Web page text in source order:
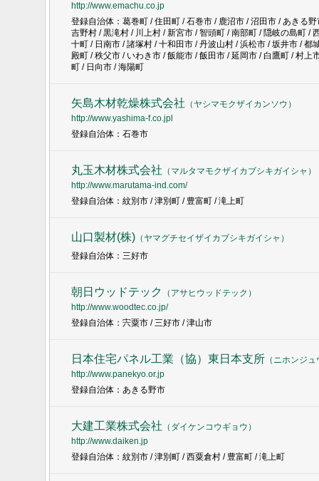
http://www.emachu.co.jp
登録自治体：葛巻町 / 住田町 / 石巻市 / 鹿沼市 / 沼田市 / あきる
吉野村 / 黒滝村 / 川上村 / 新宮市 / 智頭町 / 南部町 / 隠岐の島町 /
十町 / 日南市 / 諸塚村 / 十和田市 / 丹波山村 / 浜松市 / 坂井市 /
殿町 / 秩父市 / いわき市 / 飯能市 / 飯田市 / 延岡市 / 白鷹町 / 村
町 / 日向市 / 海陽町
矢島木材乾燥株式会社 （ ヤシマモクザイカンソウ ）
http://www.yashima-f.co.jpl
登録自治体：石巻市
丸玉木材株式会社 （ マルタマモクザイカブシキガイシャ ）
http://www.marutama-ind.com/
登録自治体：紋別市 / 津別町 / 豊富町 / 滝上町
山口製材(株)（ ヤマグチセイザイカブシキガイシャ ）
登録自治体：三好市
朝日ウッドテック （ アサヒウッドテック ）
http://www.woodtec.co.jp/
登録自治体：宍粟市 / 三好市 / 津山市
日本住宅パネル工業（協）東日本支所（ ニホンジ
http://www.panekyo.or.jp
登録自治体：あきる野市
大建工業株式会社 （ ダイケンコウギョウ ）
http://www.daiken.jp
登録自治体：紋別市 / 津別町 / 西粟倉村 / 豊富町 / 滝上町